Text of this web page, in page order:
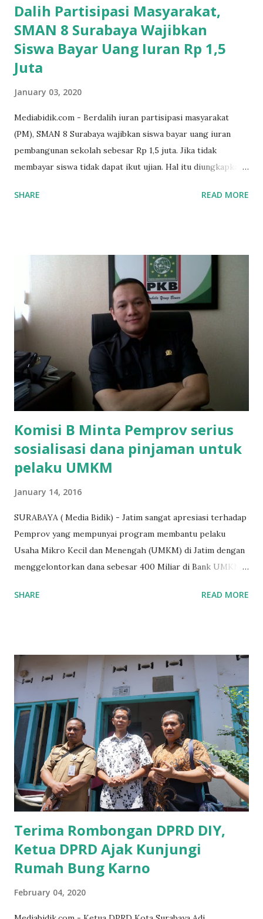
Dalih Partisipasi Masyarakat,
SMAN 8 Surabaya Wajibkan
Siswa Bayar Uang Iuran Rp 1,5
Juta
January 03, 2020
Mediabidik.com - Berdalih iuran partisipasi masyarakat
(PM), SMAN 8 Surabaya wajibkan siswa bayar uang iuran
pembangunan sekolah sebesar Rp 1,5 juta. Jika tidak
membayar siswa tidak dapat ikut ujian. Hal itu diungkapkan
SMAN 8 Jalan Iskandar Muda Surabaya mengatakan, ada
Mujib menambahkan, akhirnya terpaksa ortu nya pinjam
uang tetangga 500 ribu, agar anaknya bisa ikut ujian.
"Kasihan dia sudah tidak punya ayah, ibunya saudara saya,
kerja sebagai pembantu rumah tangga. Tolong dibantu mas,
agar uang bisa kembali,"ungkapnya. Perihal adanya
penarikan uang iuran untuk pembangunan gedung sekolah,
dibenarkan oleh Atika Fadhilah siswa kelas XI saat
diwawancarai. "Benar, bilangnya wajib Rp 1,5 juta dan waktu
terakh...
SHARE READ MORE
Komisi B Minta Pemprov serius
sosialisasi dana pinjaman untuk
pelaku UMKM
January 14, 2016
SURABAYA ( Media Bidik) - Jatim sangat apresiasi terhadap
Pemprov yang mempunyai program membantu pelaku
Usaha Mikro Kecil dan Menengah (UMKM) di Jatim dengan
menggelontorkan dana sebesar 400 Miliar di Bank UMKM
UMKM di Jatim. Namun Chusainuddin,S.Sos Anggota Komisi
yang sebenarnya ada dana pinjaman lunak untuk mereka. "
Ketika saya menjalankan Reses di Blitar,Kediri dan
Tulungagung , banyak masyarakat sana tak mengetahui ada
dana pinjaman lunak di Bank UMKM untuk para pelaku
UMKM, karena sebenarnya jika Pemprov serius
memberikan sosialisasi sampai ke tingkat desa,maka saya
yakin masyarakat sangat senang sekali," ucap pria yang
akrab dipanggil Gus Udin tersebut. Apalagi menyambut
MEA, seharusnya pelaku UMKM sudah mengerti kalau ada
dana pinjaman unt...
SHARE READ MORE
Terima Rombongan DPRD DIY,
Ketua DPRD Ajak Kunjungi
Rumah Bung Karno
February 04, 2020